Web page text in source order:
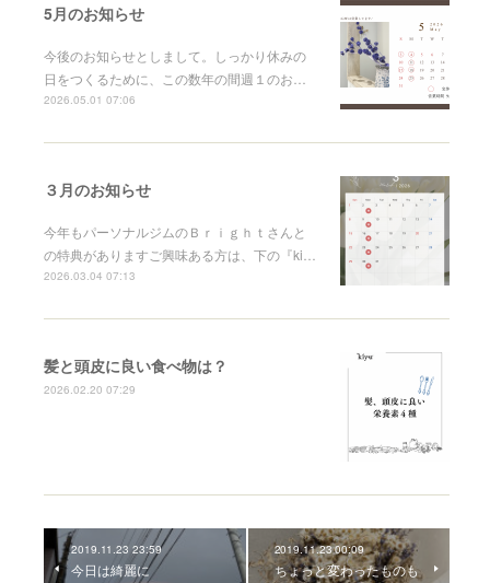
5月のお知らせ
今後のお知らせとしまして。しっかり休みの
日をつくるために、この数年の間週１のお…
2026.05.01 07:06
３月のお知らせ
今年もパーソナルジムのＢｒｉｇｈｔさんと
の特典がありますご興味ある方は、下の『ki…
2026.03.04 07:13
髪と頭皮に良い食べ物は？
2026.02.20 07:29
2019.11.23 23:59
今日は綺麗に
2019.11.23 00:09
ちょっと変わったものも